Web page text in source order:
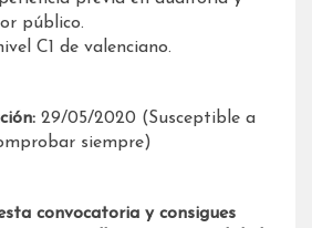
público.
C1 de valenciano.
29/05/2020 (Susceptible a
siempre)
convocatoria y consigues